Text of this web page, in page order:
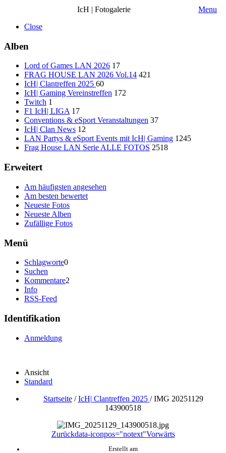
IcH | Fotogalerie
Menu
Close
Alben
Lord of Games LAN 2026 17
FRAG HOUSE LAN 2026 Vol.14 421
IcH| Clantreffen 2025 60
IcH| Gaming Vereinstreffen 172
Twitch 1
F1 IcH| LIGA 17
Conventions & eSport Veranstaltungen 37
IcH| Clan News 12
LAN Partys & eSport Events mit IcH| Gaming 1245
Frag House LAN Serie ALLE FOTOS 2518
Erweitert
Am häufigsten angesehen
Am besten bewertet
Neueste Fotos
Neueste Alben
Zufällige Fotos
Menü
Schlagworte0
Suchen
Kommentare2
Info
RSS-Feed
Identifikation
Anmeldung
Ansicht
Standard
Startseite/IcH| Clantreffen 2025 /IMG 20251129
143900518
Zurückdata-iconpos="notext"Vorwärts
Erstellt am